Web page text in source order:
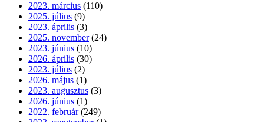
2023. március (110)
2025. július (9)
2023. április (3)
2025. november (24)
2023. június (10)
2026. április (30)
2023. július (2)
2026. május (1)
2023. augusztus (3)
2026. június (1)
2022. február (249)